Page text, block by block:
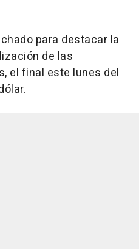
para destacar la
de las
el final este lunes del